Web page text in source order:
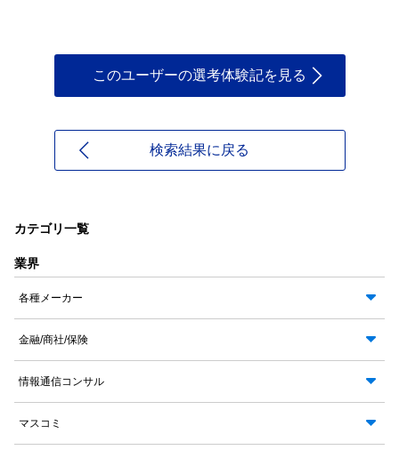
このユーザーの選考体験記を見る
検索結果に戻る
カテゴリ一覧
業界
各種メーカー
金融/商社/保険
情報通信コンサル
マスコミ